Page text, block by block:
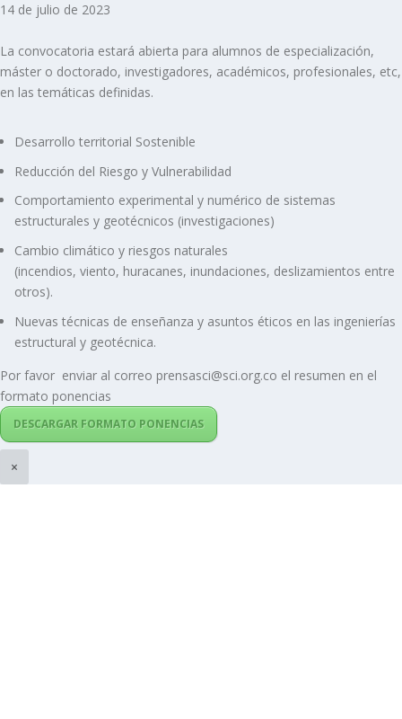
14 de julio de 2023
La convocatoria estará abierta para alumnos de especialización,
máster o doctorado, investigadores, académicos, profesionales, etc,
en las temáticas definidas.
Desarrollo territorial Sostenible
Reducción del Riesgo y Vulnerabilidad
Comportamiento experimental y numérico de sistemas
estructurales y geotécnicos (investigaciones)
Cambio climático y riesgos naturales
(incendios, viento, huracanes, inundaciones, deslizamientos entre
otros).
Nuevas técnicas de enseñanza y asuntos éticos en las ingenierías
estructural y geotécnica.
Por favor enviar al correo prensasci@sci.org.co el resumen en el
formato ponencias
DESCARGAR FORMATO PONENCIAS
×